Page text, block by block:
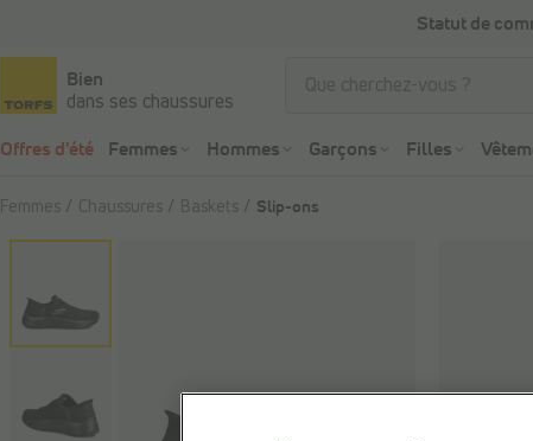
Statut de
Bien
dans ses chaussures
Offres d'été Femmes Hommes Garçons Filles
Femmes Chaussures Baskets Slip-ons